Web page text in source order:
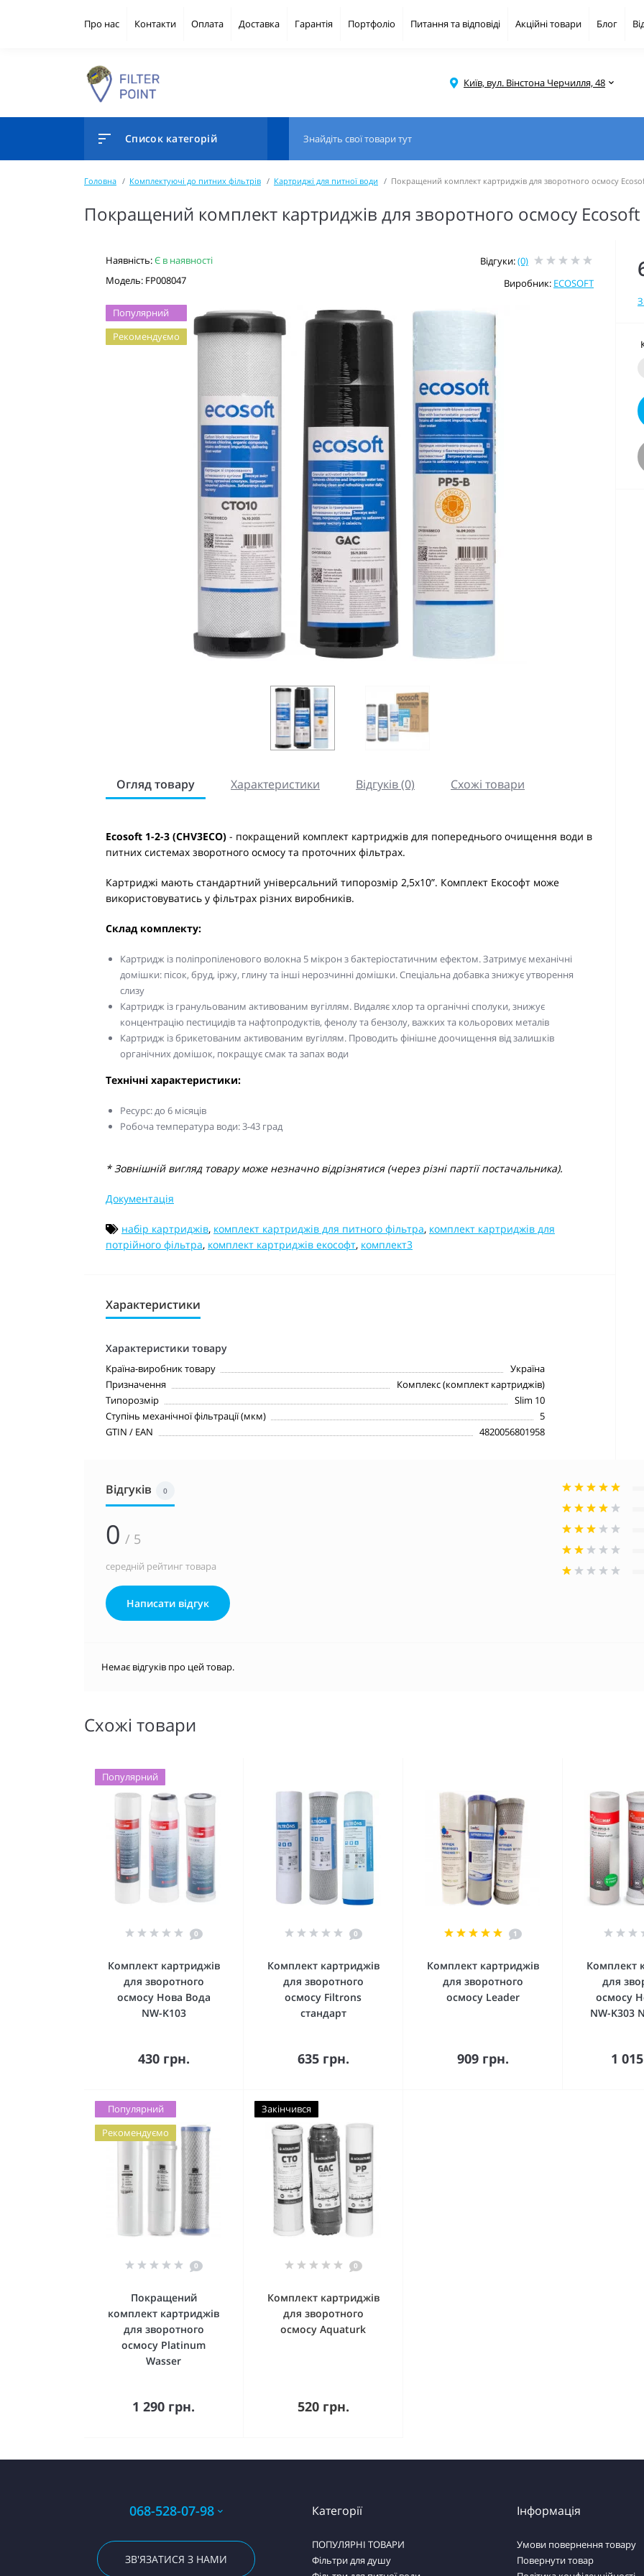
Про нас Контакти Оплата Доставка Гарантія Портфоліо Питання та відповіді Акційні товари Блог
Київ, вул. Вінстона Черчилля, 48
Список категорій
Головна Комплектуючі до питних фільтрів Картриджі для питної води Покращений комплект картриджів для зворотного осмосу
Покращений комплект картриджів для зворотного осмосу Ecosoft
Наявність:Є в наявності
Модель: FP008047
Відгуки:(0)
Виробник: ECOSOFT
Популярний
Рекомендуємо
Огляд товару Характеристики Відгуків (0) Схожі товари
Ecosoft 1-2-3 (CHV3ECO) - покращений комплект картриджів для попереднього очищення води в
питних системах зворотного осмосу та проточних фільтрах.
Картриджі мають стандартний універсальний типорозмір 2,5х10”. Комплект Екософт може
використовуватись у фільтрах різних виробників.
Склад комплекту:
Картридж із поліпропіленового волокна 5 мікрон з бактеріостатичним ефектом. Затримує механічні
домішки: пісок, бруд, іржу, глину та інші нерозчинні домішки. Спеціальна добавка знижує утворення
слизу
Картридж із гранульованим активованим вугіллям. Видаляє хлор та органічні сполуки, знижує
концентрацію пестицидів та нафтопродуктів, фенолу та бензолу, важких та кольорових металів
Картридж із брикетованим активованим вугіллям. Проводить фінішне доочищення від залишків
органічних домішок, покращує смак та запах води
Технічні характеристики:
Ресурс: до 6 місяців
Робоча температура води: 3-43 град
* Зовнішній вигляд товару може незначно відрізнятися (через різні партії постачальника).
Документація
набір картриджів, комплект картриджів для питного фільтра, комплект картриджів для
потрійного фільтра, комплект картриджів екософт, комплект3
Характеристики
Характеристики товару
Країна-виробник товару
Україна
Призначення
Комплекс (комплект картриджів)
Типорозмір
Slim 10
Ступінь механічної фільтрації (мкм)
5
GTIN / EAN
4820056801958
Відгуків 0
0 / 5
середній рейтинг товара
Написати відгук
Немає відгуків про цей товар.
Схожі товари
Популярний
0
Комплект картриджів
для зворотного
осмосу Нова Вода
NW-K103
430 грн.
Купити
0
Комплект картриджів
для зворотного
осмосу Filtrons
стандарт
635 грн.
Купити
1
Комплект картриджів
для зворотного
осмосу Leader
909 грн.
Купити
Комплект
для
осмосу
NW-K303
1
Популярний
Рекомендуємо
0
Покращений
комплект картриджів
для зворотного
осмосу Platinum
Wasser
1 290 грн.
Купити
Закінчився
0
Комплект картриджів
для зворотного
осмосу Aquaturk
520 грн.
Купити
068-528-07-98
ЗВ'ЯЗАТИСЯ З НАМИ
Категорії
ПОПУЛЯРНІ ТОВАРИ
Фільтри для душу
Інформація
Умови повернення товару
Повернути товар